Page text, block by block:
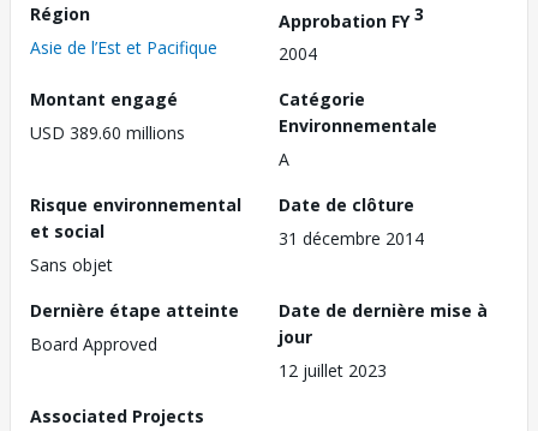
Région
Asie de l’Est et Pacifique
Approbation FY3
2004
Montant engagé
USD 389.60 millions
Catégorie
Environnementale
A
Risque environnemental
et social
Sans objet
Date de clôture
31 décembre 2014
Dernière étape atteinte
Board Approved
Date de dernière mise à
jour
12 juillet 2023
Associated Projects